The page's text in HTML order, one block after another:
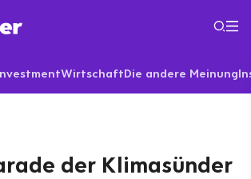
WirtschaftDie andere Meinung
der Klimasünder